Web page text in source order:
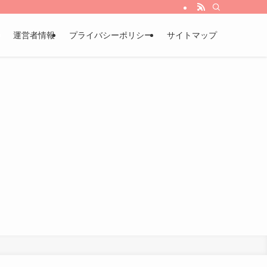
運営者情報 プライバシーポリシー サイトマップ